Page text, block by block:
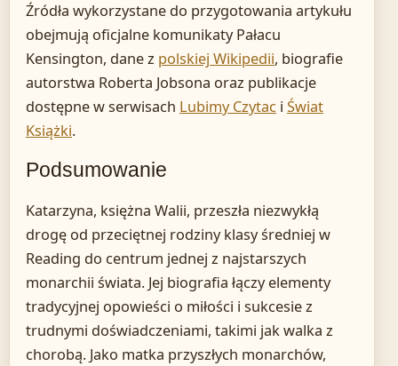
Źródła wykorzystane do przygotowania artykułu
obejmują oficjalne komunikaty Pałacu
Kensington, dane z polskiej Wikipedii, biografie
autorstwa Roberta Jobsona oraz publikacje
dostępne w serwisach Lubimy Czytac i Świat
Książki.
Podsumowanie
Katarzyna, księżna Walii, przeszła niezwykłą
drogę od przeciętnej rodziny klasy średniej w
Reading do centrum jednej z najstarszych
monarchii świata. Jej biografia łączy elementy
tradycyjnej opowieści o miłości i sukcesie z
trudnymi doświadczeniami, takimi jak walka z
chorobą. Jako matka przyszłych monarchów,